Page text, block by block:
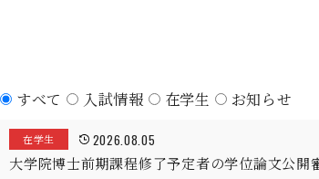
すべて 入試情報 在学生 お知らせ
在学生 2026.08.05
大学院博士前期課程修了予定者の学位論文公開